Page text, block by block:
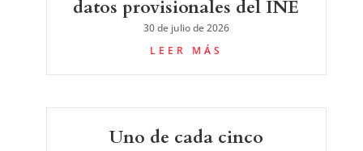
datos provisionales del INE
30 de julio de 2026
LEER MÁS
Uno de cada cinco